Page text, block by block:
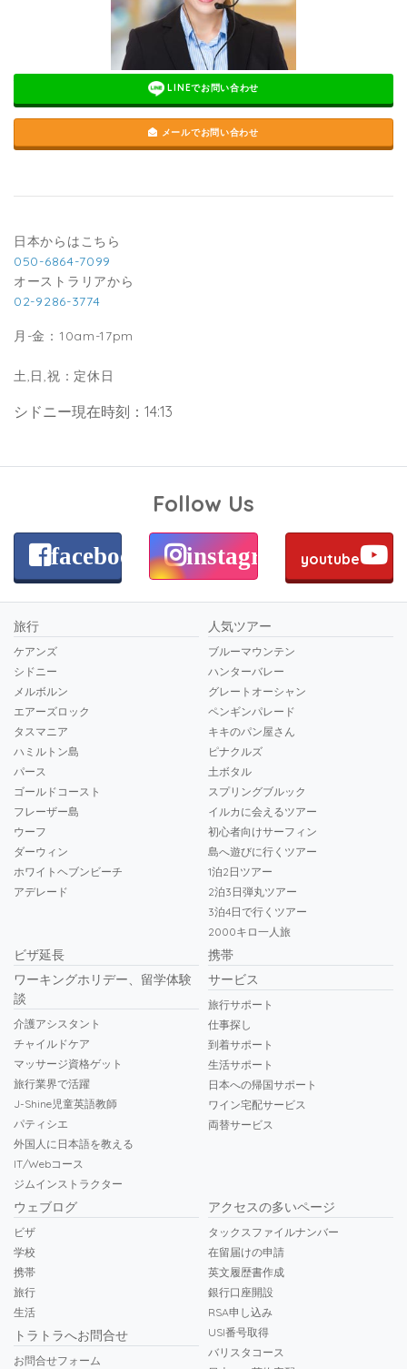
LINEでお問い合わせ
メールでお問い合わせ
日本からはこちら
050-6864-7099
オーストラリアから
02-9286-3774
月-金：10am-17pm
土,日,祝：定休日
シドニー現在時刻：14:13
Follow Us
facebook instagram youtube
旅行
ケアンズ
シドニー
メルボルン
エアーズロック
タスマニア
ハミルトン島
パース
ゴールドコースト
フレーザー島
ウーフ
ダーウィン
ホワイトヘブンビーチ
アデレード
人気ツアー
ブルーマウンテン
ハンターバレー
グレートオーシャン
ペンギンパレード
キキのパン屋さん
ピナクルズ
土ボタル
スプリングブルック
イルカに会えるツアー
初心者向けサーフィン
島へ遊びに行くツアー
1泊2日ツアー
2泊3日弾丸ツアー
3泊4日で行くツアー
2000キロ一人旅
ビザ延長
ワーキングホリデー、留学体験
談
介護アシスタント
チャイルドケア
マッサージ資格ゲット
旅行業界で活躍
J-Shine児童英語教師
パティシエ
外国人に日本語を教える
IT/Webコース
ジムインストラクター
携帯
サービス
旅行サポート
仕事探し
到着サポート
生活サポート
日本への帰国サポート
ワイン宅配サービス
両替サービス
ウェブログ
ビザ
学校
携帯
旅行
生活
トラトラへお問合せ
お問合せフォーム
アクセスの多いページ
タックスファイルナンバー
在留届けの申請
英文履歴書作成
銀行口座開設
RSA申し込み
USI番号取得
バリスタコース